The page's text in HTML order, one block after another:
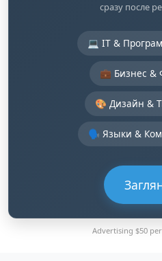
сразу после
💻 IT &
💼 Бизнес &
🎨 Дизайн &
🗣️ Языки &
Advertising $50